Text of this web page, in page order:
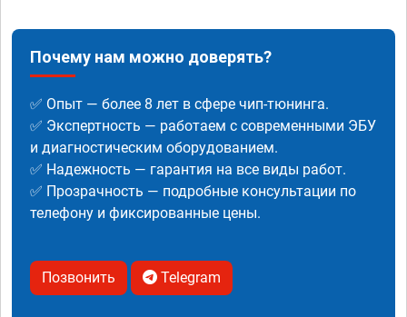
Почему нам можно доверять?
✅ Опыт — более 8 лет в сфере чип-тюнинга.
✅ Экспертность — работаем с современными ЭБУ
и диагностическим оборудованием.
✅ Надежность — гарантия на все виды работ.
✅ Прозрачность — подробные консультации по
телефону и фиксированные цены.
Позвонить Telegram